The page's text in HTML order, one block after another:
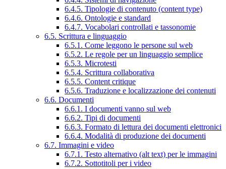
6.4.5. Tipologie di contenuto (content type)
6.4.6. Ontologie e standard
6.4.7. Vocabolari controllati e tassonomie
6.5. Scrittura e linguaggio
6.5.1. Come leggono le persone sul web
6.5.2. Le regole per un linguaggio semplice
6.5.3. Microtesti
6.5.4. Scrittura collaborativa
6.5.5. Content critique
6.5.6. Traduzione e localizzazione dei contenuti
6.6. Documenti
6.6.1. I documenti vanno sul web
6.6.2. Tipi di documenti
6.6.3. Formato di lettura dei documenti elettronici
6.6.4. Modalità di produzione dei documenti
6.7. Immagini e video
6.7.1. Testo alternativo (alt text) per le immagini
6.7.2. Sottotitoli per i video